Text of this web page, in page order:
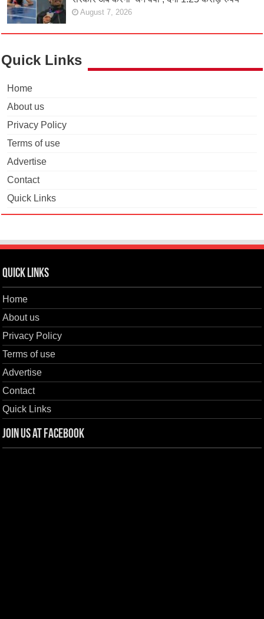
August 7, 2026
Quick Links
Home
About us
Privacy Policy
Terms of use
Advertise
Contact
Quick Links
Quick Links
Home
About us
Privacy Policy
Terms of use
Advertise
Contact
Quick Links
Join us at Facebook